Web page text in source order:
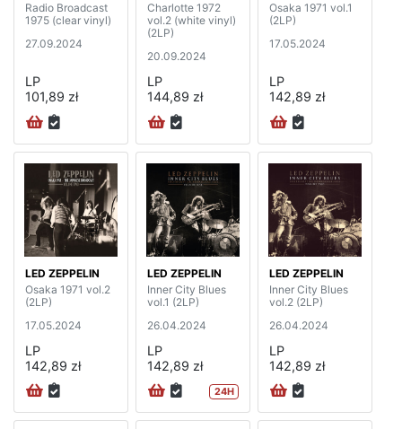
Radio Broadcast
1975 (clear vinyl)
27.09.2024
LP
101,89 zł
Charlotte 1972
vol.2 (white vinyl)
(2LP)
20.09.2024
LP
144,89 zł
Osaka 1971 vol.1
(2LP)
17.05.2024
LP
142,89 zł
LED ZEPPELIN
Osaka 1971 vol.2
(2LP)
17.05.2024
LP
142,89 zł
LED ZEPPELIN
Inner City Blues
vol.1 (2LP)
26.04.2024
LP
142,89 zł
24H
LED ZEPPELIN
Inner City Blues
vol.2 (2LP)
26.04.2024
LP
142,89 zł